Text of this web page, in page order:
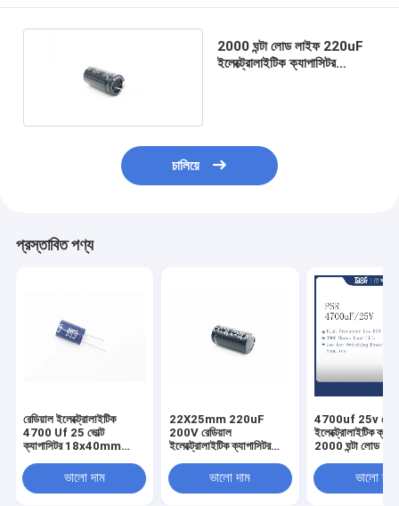
2000 ঘন্টা লোড লাইফ 220uF
ইলেক্ট্রোলাইটিক ক্যাপাসিটর
চালিয়ে
প্রস্তাবিত পণ্য
রেডিয়াল ইলেক্ট্রোলাইটিক
4700 Uf 25 ভোল্ট
ক্যাপাসিটর 18x40mm
ভালো দাম
22X25mm 220uF
200V রেডিয়াল
ইলেক্ট্রোলাইটিক ক্যাপাসিটর
ভালো দাম
4700uf 25v
ইলেক্ট্রোলাইটিক
2000 ঘন্টা লোড
ভালো দাম